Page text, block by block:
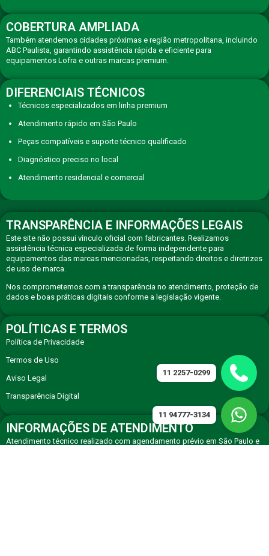
COBERTURA AMPLIADA
Também atendemos cidades próximas e região metropolitana, incluindo
ABC Paulista, garantindo assistência rápida e eficiente para
equipamentos Lofra e outras marcas premium.
DIFERENCIAIS TÉCNICOS
Técnicos especializados em linha premium
Atendimento rápido em São Paulo
Peças compatíveis e suporte técnico qualificado
Diagnóstico preciso no local
Atendimento residencial e comercial
TRANSPARÊNCIA E INFORMAÇÕES LEGAIS
Este site não possui vínculo oficial com fabricantes. Realizamos
assistência técnica especializada de forma independente para
equipamentos das marcas mencionadas, respeitando direitos e diretrizes
de uso de marca.
Nos comprometemos com a transparência no atendimento, proteção de
dados e boas práticas digitais conforme a legislação vigente.
POLÍTICAS E TERMOS
Política de Privacidade
Termos de Uso
Aviso Legal
Transparência Digital
INFORMAÇÕES DE ATENDIMENTO
Atendimento técnico realizado com agendamento prévio em São Paulo e
11 2257-0299
11 94777-3134